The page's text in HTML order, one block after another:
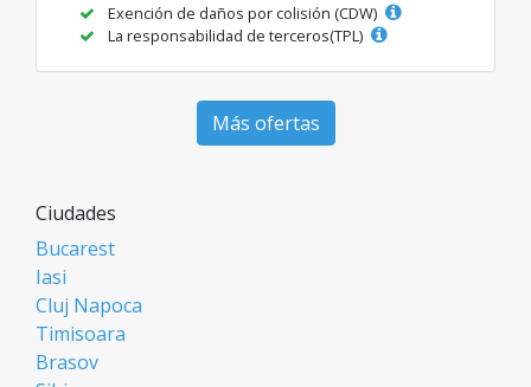
Exención de daños por colisión (CDW)
La responsabilidad de terceros(TPL)
Más ofertas
Ciudades
Bucarest
Iasi
Cluj Napoca
Timisoara
Brasov